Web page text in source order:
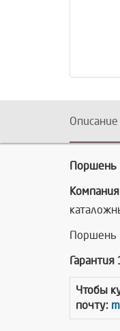
Описание
Поршень
Поршень
Гарантия
Чтобы
почту: